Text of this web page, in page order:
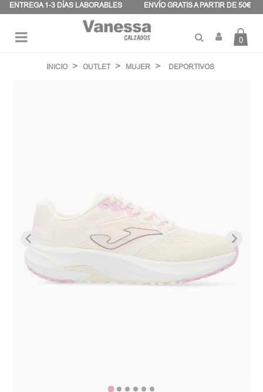
ENTREGA 1-3 DÍAS LABORABLES ENVÍO GRATIS A PARTIR DE 50€
palanca
0
INICIO OUTLET MUJER DEPORTIVOS
Panel de gestión de cookies